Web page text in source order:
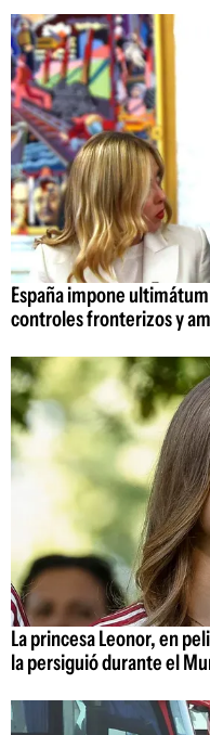
España impone
controles fronterizos y
La princesa Leonor, en
la persiguió durante el